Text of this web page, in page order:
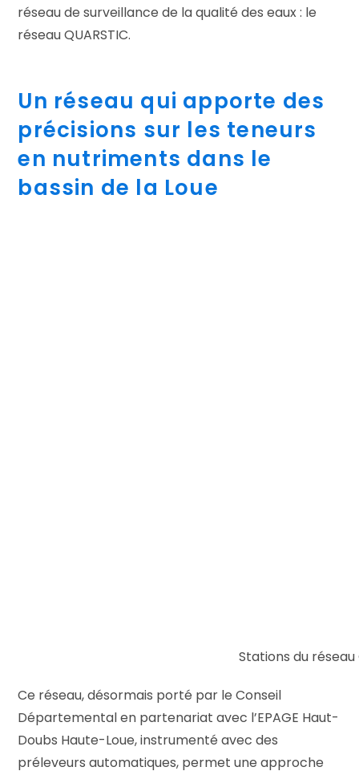
réseau de surveillance de la qualité des eaux : le
réseau QUARSTIC.
Un réseau qui apporte des
précisions sur les teneurs
en nutriments dans le
bassin de la Loue
Stations du
Ce réseau, désormais porté par le Conseil
Départemental en partenariat avec l’EPAGE Haut-
Doubs Haute-Loue, instrumenté avec des
préleveurs automatiques, permet une approche